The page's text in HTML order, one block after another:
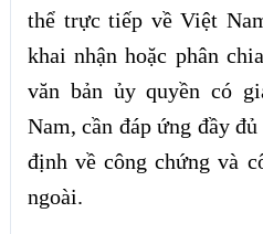
thể trực tiếp về Việt
khai nhận hoặc phân
văn bản ủy quyền có
Nam, cần đáp ứng đầy
định về công chứng và
ngoài.